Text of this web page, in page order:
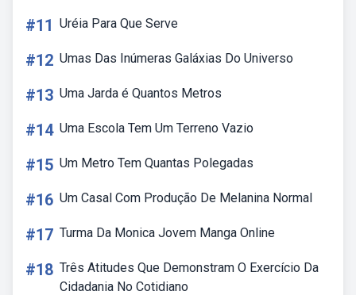
#11 Uréia Para Que Serve
#12 Umas Das Inúmeras Galáxias Do Universo
#13 Uma Jarda é Quantos Metros
#14 Uma Escola Tem Um Terreno Vazio
#15 Um Metro Tem Quantas Polegadas
#16 Um Casal Com Produção De Melanina Normal
#17 Turma Da Monica Jovem Manga Online
#18 Três Atitudes Que Demonstram O Exercício Da
Cidadania No Cotidiano